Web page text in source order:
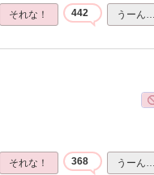
それな！ 442 うーん…
それな！ 368 うーん…